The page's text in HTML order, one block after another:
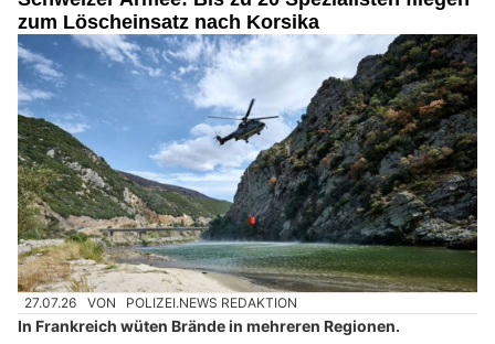
zum Löscheinsatz nach Korsika
27.07.26 VON POLIZEI.NEWS REDAKTION
In Frankreich wüten Brände in mehreren Regionen.